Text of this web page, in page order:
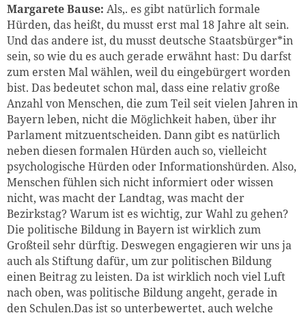
Margarete Bause: Als,. es gibt natürlich formale
Hürden, das heißt, du musst erst mal 18 Jahre alt sein.
Und das andere ist, du musst deutsche Staatsbürger*in
sein, so wie du es auch gerade erwähnt hast: Du darfst
zum ersten Mal wählen, weil du eingebürgert worden
bist. Das bedeutet schon mal, dass eine relativ große
Anzahl von Menschen, die zum Teil seit vielen Jahren in
Bayern leben, nicht die Möglichkeit haben, über ihr
Parlament mitzuentscheiden. Dann gibt es natürlich
neben diesen formalen Hürden auch so, vielleicht
psychologische Hürden oder Informationshürden. Also,
Menschen fühlen sich nicht informiert oder wissen
nicht, was macht der Landtag, was macht der
Bezirkstag? Warum ist es wichtig, zur Wahl zu gehen?
Die politische Bildung in Bayern ist wirklich zum
Großteil sehr dürftig. Deswegen engagieren wir uns ja
auch als Stiftung dafür, um zur politischen Bildung
einen Beitrag zu leisten. Da ist wirklich noch viel Luft
nach oben, was politische Bildung angeht, gerade in
den Schulen.Das ist so unterbewertet, auch welche